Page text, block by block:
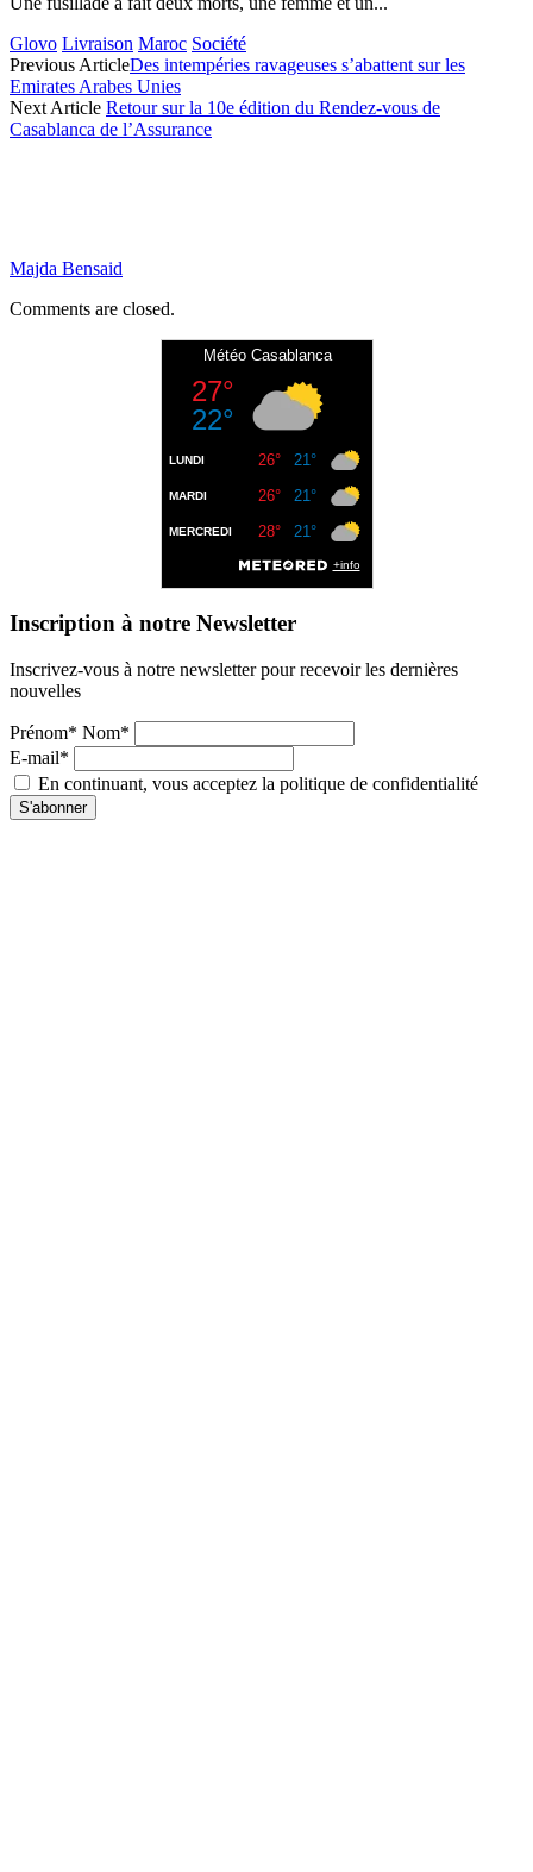
Glovo Livraison Maroc Société
Previous ArticleDes intempéries ravageuses s’abattent sur les
Emirates Arabes Unies
Next Article Retour sur la 10e édition du Rendez-vous de
Casablanca de l’Assurance
Majda Bensaid
Comments are closed.
Inscription à notre Newsletter
Inscrivez-vous à notre newsletter pour recevoir les dernières
nouvelles
Prénom* Nom*
E-mail*
En continuant, vous acceptez la politique de confidentialité